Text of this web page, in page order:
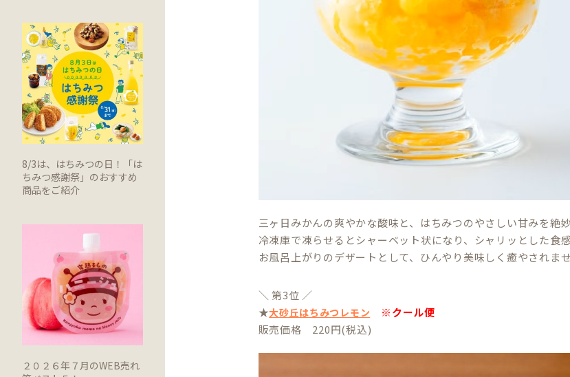
8/3は、はちみつの日！「は
ちみつ感謝祭」のおすすめ
商品をご紹介
２０２６年７月のWEB売れ
三ヶ日みかんの爽やかな酸味と、はちみつのやさしい甘みを絶
冷凍庫で凍らせるとシャーベット状になり、シャリッとした食
お風呂上がりのデザートとして、ひんやり美味しく癒やされませ
＼ 第3位 ／
★大砂丘はちみつレモン
※クール便
販売価格 220円(税込)